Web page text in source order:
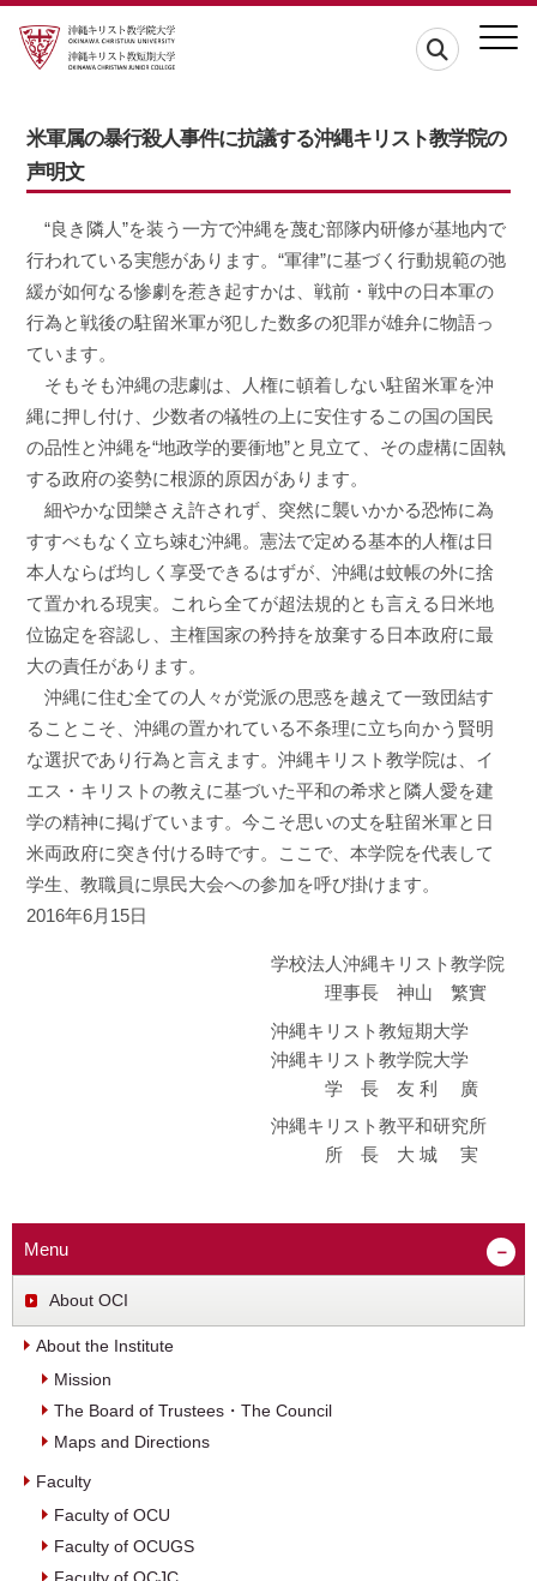
米軍属の暴行殺人事件に抗議する沖縄キリスト教学院の
声明文
“良き隣人”を装う一方で沖縄を蔑む部隊内研修が基地内で
行われている実態があります。“軍律”に基づく行動規範の弛
緩が如何なる惨劇を惹き起すかは、戦前・戦中の日本軍の
行為と戦後の駐留米軍が犯した数多の犯罪が雄弁に物語っ
ています。
そもそも沖縄の悲劇は、人権に頓着しない駐留米軍を沖
縄に押し付け、少数者の犠牲の上に安住するこの国の国民
の品性と沖縄を“地政学的要衝地”と見立て、その虚構に固執
する政府の姿勢に根源的原因があります。
細やかな団欒さえ許されず、突然に襲いかかる恐怖に為
すすべもなく立ち竦む沖縄。憲法で定める基本的人権は日
本人ならば均しく享受できるはずが、沖縄は蚊帳の外に捨
て置かれる現実。これら全てが超法規的とも言える日米地
位協定を容認し、主権国家の矜持を放棄する日本政府に最
大の責任があります。
沖縄に住む全ての人々が党派の思惑を越えて一致団結す
ることこそ、沖縄の置かれている不条理に立ち向かう賢明
な選択であり行為と言えます。沖縄キリスト教学院は、イ
エス・キリストの教えに基づいた平和の希求と隣人愛を建
学の精神に掲げています。今こそ思いの丈を駐留米軍と日
米両政府に突き付ける時です。ここで、本学院を代表して
学生、教職員に県民大会への参加を呼び掛けます。
2016年6月15日
学校法人沖縄キリスト教学院
理事長 神山 繁實
沖縄キリスト教短期大学
沖縄キリスト教学院大学
学 長 友 利 廣
沖縄キリスト教平和研究所
所 長 大 城 実
Menu
About OCI
About the Institute
Mission
The Board of Trustees・The Council
Maps and Directions
Faculty
Faculty of OCU
Faculty of OCUGS